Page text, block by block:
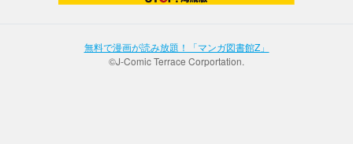
無料で漫画が読み放題！「マンガ図書館Z」
©J-Comic Terrace Corportation.